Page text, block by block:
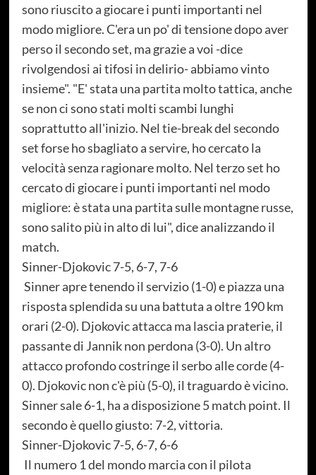
sono riuscito a giocare i punti importanti nel
modo migliore. C'era un po' di tensione dopo aver
perso il secondo set, ma grazie a voi -dice
rivolgendosi ai tifosi in delirio- abbiamo vinto
insieme". "E' stata una partita molto tattica, anche
se non ci sono stati molti scambi lunghi
soprattutto all'inizio. Nel tie-break del secondo
set forse ho sbagliato a servire, ho cercato la
velocità senza ragionare molto. Nel terzo set ho
cercato di giocare i punti importanti nel modo
migliore: è stata una partita sulle montagne russe,
sono salito più in alto di lui", dice analizzando il
match.
Sinner-Djokovic 7-5, 6-7, 7-6
Sinner apre tenendo il servizio (1-0) e piazza una
risposta splendida su una battuta a oltre 190 km
orari (2-0). Djokovic attacca ma lascia praterie, il
passante di Jannik non perdona (3-0). Un altro
attacco profondo costringe il serbo alle corde (4-
0). Djokovic non c'è più (5-0), il traguardo è vicino.
Sinner sale 6-1, ha a disposizione 5 match point. Il
secondo è quello giusto: 7-2, vittoria.
Sinner-Djokovic 7-5, 6-7, 6-6
Il numero 1 del mondo marcia con il pilota